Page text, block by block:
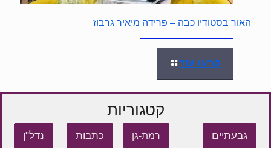
האור בסטודיו כבה – פרידה מיאיר גרבוז
קראו עוד
קטגוריות
גבעתיים רמת-גן כתבות נדל"ן